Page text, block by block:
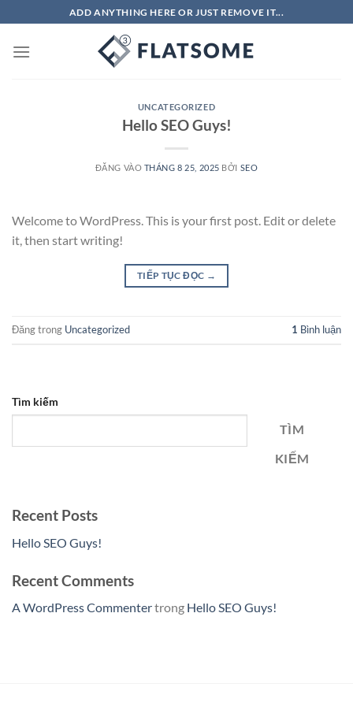
nội
ADD ANYTHING HERE OR JUST REMOVE IT...
UNCATEGORIZED
Hello SEO Guys!
ĐĂNG VÀO THÁNG 8 25, 2025 BỞI SEO
Welcome to WordPress. This is your first post. Edit or delete
it, then start writing!
TIẾP TỤC ĐỌC →
Đăng trong Uncategorized 1 Bình luận
Tìm kiếm
TÌM
KIẾM
Recent Posts
Hello SEO Guys!
Recent Comments
A WordPress Commentertrong Hello SEO Guys!